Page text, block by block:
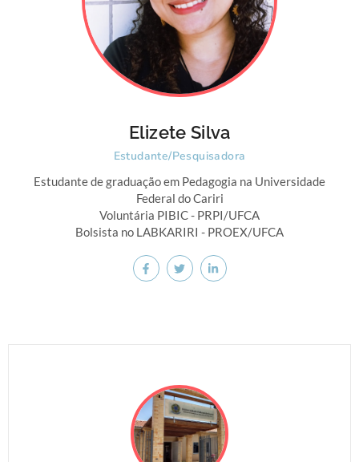
Elizete Silva
Estudante/Pesquisadora
Estudante de graduação em Pedagogia na Universidade
Federal do Cariri
Voluntária PIBIC - PRPI/UFCA
Bolsista no LABKARIRI - PROEX/UFCA